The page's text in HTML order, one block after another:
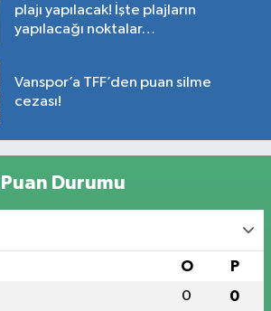
plajı yapılacak! İşte plajların
yapılacağı noktalar…
Vanspor’a TFF’den puan silme
cezası!
Durumu
O P
0 0